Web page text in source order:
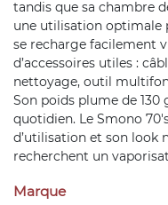
tandis que sa chambre
une utilisation optimale
se recharge facilement
d’accessoires utiles :
nettoyage, outil
Son poids plume de
quotidien. Le Smono
d’utilisation et son look
recherchent un
Marque